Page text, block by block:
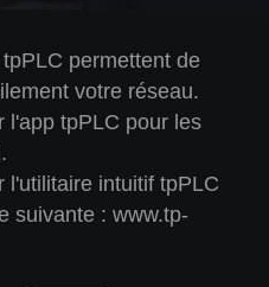
permettent de
votre réseau.
l'app tpPLC pour les
l'utilitaire intuitif tpPLC
suivante : www.tp-